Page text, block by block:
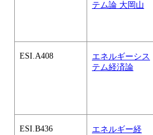
テム論 大岡山
ESI.A408
エネルギーシス
テム経済論
ESI.B436 エネルギー経